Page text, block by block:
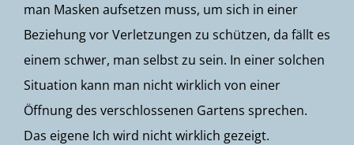
man Masken aufsetzen muss, um sich in einer
Beziehung vor Verletzungen zu schützen, da fällt es
einem schwer, man selbst zu sein. In einer solchen
Situation kann man nicht wirklich von einer
Öffnung des verschlossenen Gartens sprechen.
Das eigene Ich wird nicht wirklich gezeigt.